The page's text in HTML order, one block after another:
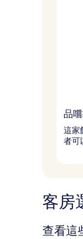
品
這家
者可
客房
查看這